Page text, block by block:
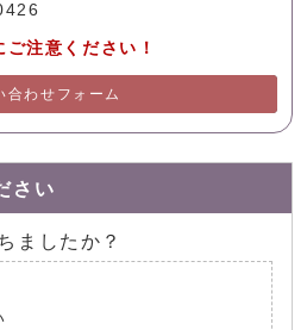
注意ください！
合わせフォーム
さい
ましたか？